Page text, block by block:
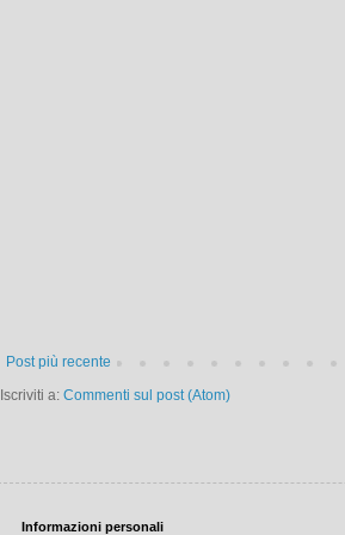
Post più recente
Iscriviti a: Commenti sul post (Atom)
Informazioni personali